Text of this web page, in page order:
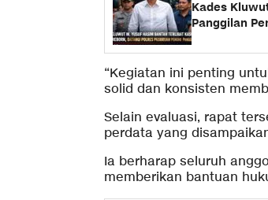
Kades
Panggilan
“Kegiatan ini penting
solid dan konsisten
Selain evaluasi, rapat
perdata yang
Ia berharap seluruh
memberikan bantuan